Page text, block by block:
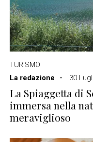
TURISMO
La redazione
30
La Spiaggetta di
immersa nella
meraviglioso